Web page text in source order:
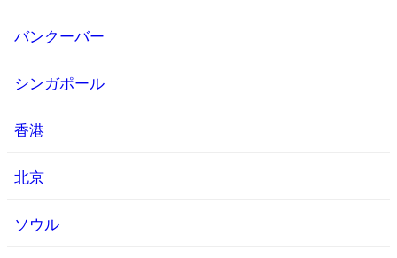
バンクーバー
シンガポール
香港
北京
ソウル